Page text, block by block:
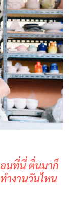
นที่นี่ ตื่นมาก็
ำงานวันไหน